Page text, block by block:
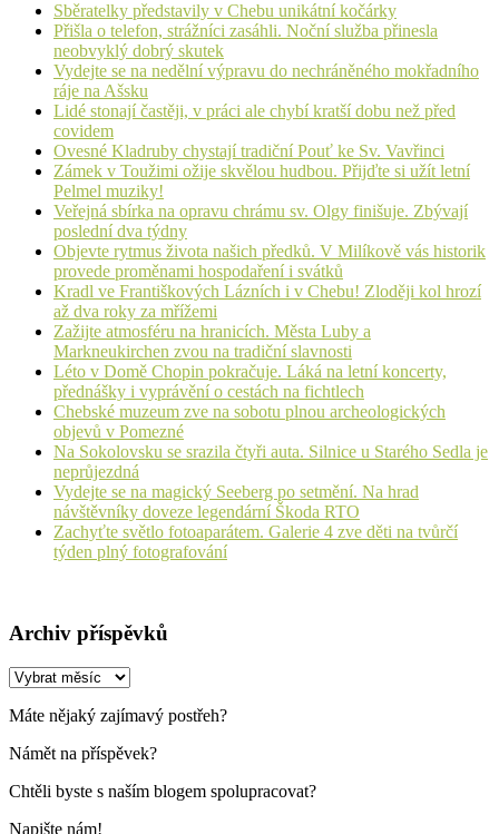
Sběratelky představily v Chebu unikátní kočárky
Přišla o telefon, strážníci zasáhli. Noční služba přinesla
neobvyklý dobrý skutek
Vydejte se na nedělní výpravu do nechráněného mokřadního
ráje na Ašsku
Lidé stonají častěji, v práci ale chybí kratší dobu než před
covidem
Ovesné Kladruby chystají tradiční Pouť ke Sv. Vavřinci
Zámek v Toužimi ožije skvělou hudbou. Přijďte si užít letní
Pelmel muziky!
Veřejná sbírka na opravu chrámu sv. Olgy finišuje. Zbývají
poslední dva týdny
Objevte rytmus života našich předků. V Milíkově vás historik
provede proměnami hospodaření i svátků
Kradl ve Františkových Lázních i v Chebu! Zloději kol hrozí
až dva roky za mřížemi
Zažijte atmosféru na hranicích. Města Luby a
Markneukirchen zvou na tradiční slavnosti
Léto v Domě Chopin pokračuje. Láká na letní koncerty,
přednášky i vyprávění o cestách na fichtlech
Chebské muzeum zve na sobotu plnou archeologických
objevů v Pomezné
Na Sokolovsku se srazila čtyři auta. Silnice u Starého Sedla je
neprůjezdná
Vydejte se na magický Seeberg po setmění. Na hrad
návštěvníky doveze legendární Škoda RTO
Zachyťte světlo fotoaparátem. Galerie 4 zve děti na tvůrčí
týden plný fotografování
Archiv příspěvků
Archiv
Máte nějaký zajímavý postřeh?
Námět na příspěvek?
Chtěli byste s naším blogem spolupracovat?
Napište nám!